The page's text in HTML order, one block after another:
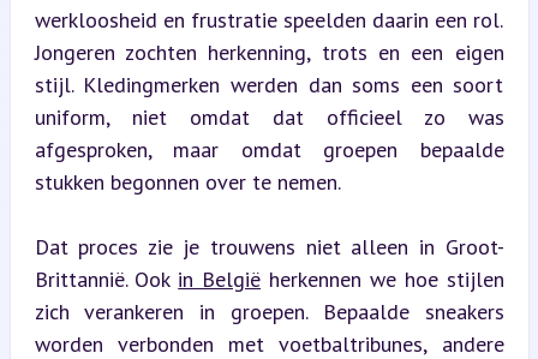
werkloosheid en frustratie speelden daarin een rol.
Jongeren zochten herkenning, trots en een eigen
stijl. Kledingmerken werden dan soms een soort
uniform, niet omdat dat officieel zo was
afgesproken, maar omdat groepen bepaalde
stukken begonnen over te nemen.
Dat proces zie je trouwens niet alleen in Groot-
Brittannië. Ook in België herkennen we hoe stijlen
zich verankeren in groepen. Bepaalde sneakers
worden verbonden met voetbaltribunes, andere